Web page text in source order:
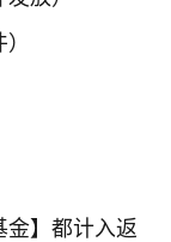
金】都计入返